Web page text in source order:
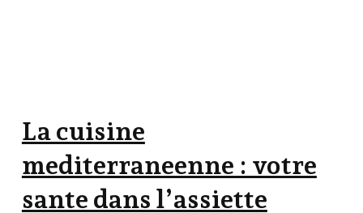
La cuisine
mediterraneenne : votre
sante dans l’assiette